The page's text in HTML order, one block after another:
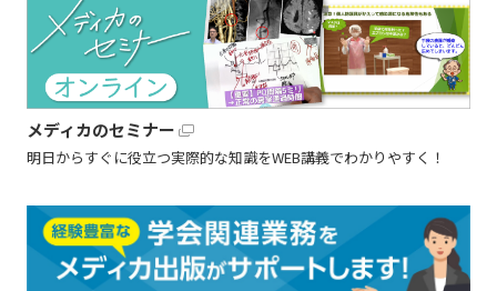
メディカのセミナー
明日からすぐに役立つ実際的な知識をWEB講義でわかりやすく！